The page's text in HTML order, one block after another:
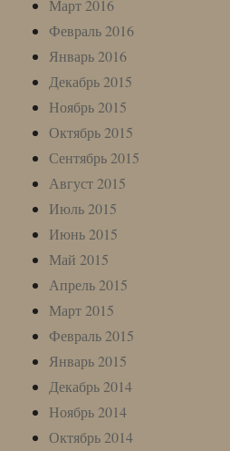
Март 2016
Февраль 2016
Январь 2016
Декабрь 2015
Ноябрь 2015
Октябрь 2015
Сентябрь 2015
Август 2015
Июль 2015
Июнь 2015
Май 2015
Апрель 2015
Март 2015
Февраль 2015
Январь 2015
Декабрь 2014
Ноябрь 2014
Октябрь 2014